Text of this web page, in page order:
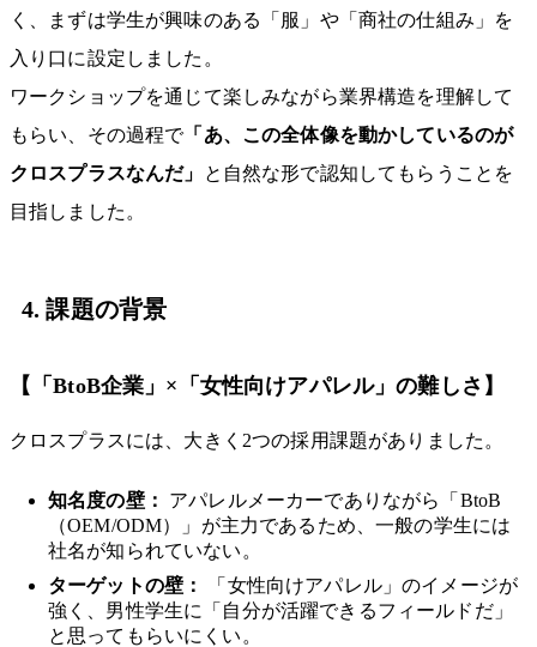
く、まずは学生が興味のある「服」や「商社の仕組み」を
入り口に設定しました。
ワークショップを通じて楽しみながら業界構造を理解して
もらい、その過程で「あ、この全体像を動かしているのが
クロスプラスなんだ」
と自然な形で認知してもらうことを
目指しました。
4. 課題の背景
【「BtoB企業」×「女性向けアパレル」の難しさ】
クロスプラスには、大きく2つの採用課題がありました。
知名度の壁：
アパレルメーカーでありながら「BtoB
（OEM/ODM）」が主力であるため、一般の学生には
社名が知られていない。
ターゲットの壁：
「女性向けアパレル」のイメージが
強く、男性学生に「自分が活躍できるフィールドだ」
と思ってもらいにくい。